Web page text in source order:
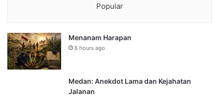
Popular
Menanam Harapan
8 hours ago
Medan: Anekdot Lama dan Kejahatan
Jalanan